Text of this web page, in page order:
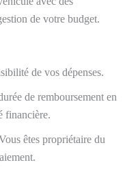
de votre budget.
de vos dépenses.
de remboursement en
financière.
êtes propriétaire du